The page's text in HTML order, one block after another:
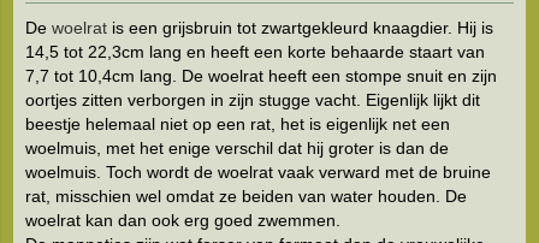
Dewoelrat is een grijsbruin tot zwartgekleurd knaagdier. Hij is
14,5 tot 22,3cm lang en heeft een korte behaarde staart van
7,7 tot 10,4cm lang. De woelrat heeft een stompe snuit en zijn
oortjes zitten verborgen in zijn stugge vacht. Eigenlijk lijkt dit
beestje helemaal niet op een rat, het is eigenlijk net een
woelmuis, met het enige verschil dat hij groter is dan de
woelmuis. Toch wordt de woelrat vaak verward met de bruine
rat, misschien wel omdat ze beiden van water houden. De
woelrat kan dan ook erg goed zwemmen.